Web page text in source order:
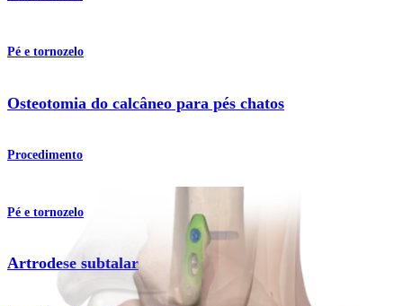
Pé e tornozelo
Osteotomia do calcâneo para pés chatos
Procedimento
Pé e tornozelo
Artrodese subtalar